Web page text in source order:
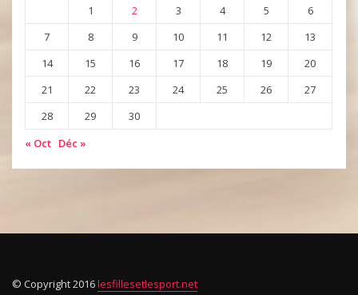
1
2 3 4 5
6
7
8 9 10 11 12
13
14
15 16 17 18 19
20
21
22 23 24 25 26
27
28
29
30
« Oct Déc »
© Copyright 2016lesfillesetlesport.net